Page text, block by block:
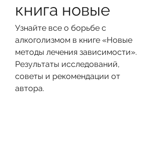
книга новые
Узнайте все о борьбе с
алкоголизмом в книге «Новые
методы лечения зависимости».
Результаты исследований,
советы и рекомендации от
автора.